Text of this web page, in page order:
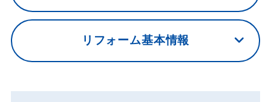
リフォーム基本情報